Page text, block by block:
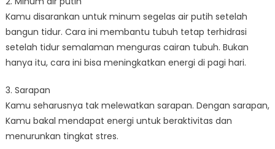
Kamu disarankan untuk minum segelas air putih setelah
bangun tidur. Cara ini membantu tubuh tetap terhidrasi
setelah tidur semalaman menguras cairan tubuh. Bukan
hanya itu, cara ini bisa meningkatkan energi di pagi hari.
3. Sarapan
Kamu seharusnya tak melewatkan sarapan. Dengan sarapan,
Kamu bakal mendapat energi untuk beraktivitas dan
menurunkan tingkat stres.